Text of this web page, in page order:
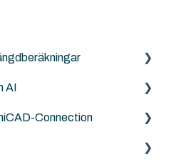
.pla, .tpl and .mod etc.)
AI
Connection